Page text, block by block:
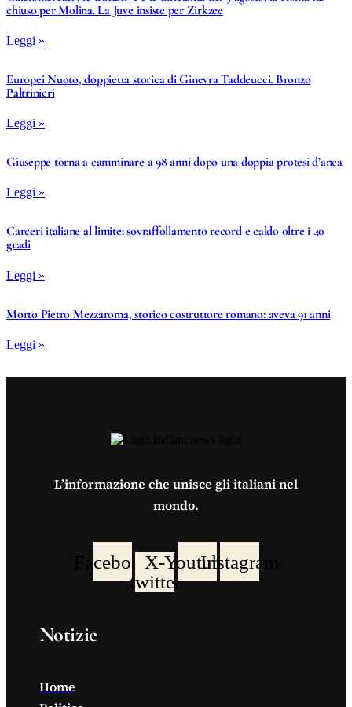
chiuso per Molina. La Juve insiste per Zirkzee
Leggi »
Europei Nuoto, doppietta storica di Ginevra Taddeucci. Bronzo
Paltrinieri
Leggi »
Giuseppe torna a camminare a 98 anni dopo una doppia protesi d’anca
Leggi »
Carceri italiane al limite: sovraffollamento record e caldo oltre i 40
gradi
Leggi »
Morto Pietro Mezzaroma, storico costruttore romano: aveva 91 anni
Leggi »
L’informazione che unisce gli italiani nel
mondo.
FacebookX-
twitter
YoutubeInstagram
Notizie
Home